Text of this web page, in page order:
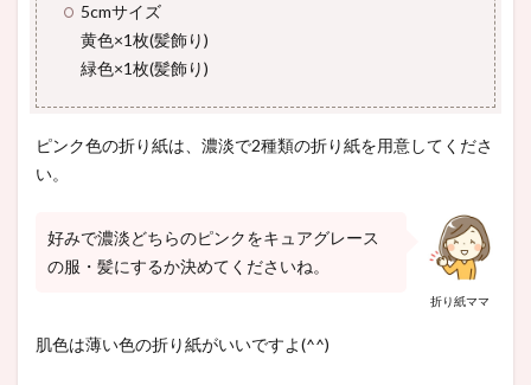
5cmサイズ
黄色×1枚(髪飾り)
緑色×1枚(髪飾り)
ピンク色の折り紙は、濃淡で2種類の折り紙を用意してくださ
い。
折り紙ママ
好みで濃淡どちらのピンクをキュアグレース
の服・髪にするか決めてくださいね。
肌色は薄い色の折り紙がいいですよ(^^)